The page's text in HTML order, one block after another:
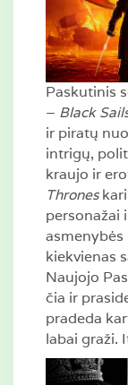
Paskutinis
– Black
ir piratų
intrigų,
kraujo ir
Thrones
personažai
kiekvienas
Naujojo
čia ir
pradeda
labai graži.